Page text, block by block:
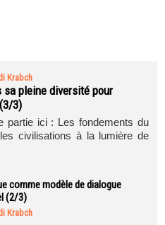
Krabch
sa pleine diversité pour
3)
partie ici : Les fondements du
civilisations à la lumière de
comme modèle de dialogue
(2/3)
Krabch